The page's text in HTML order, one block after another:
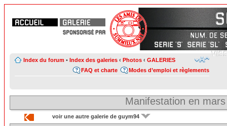
Index du forum • Index des galeries ‹ Photos ‹ GALERIES
Modes d’emploi et règlements
FAQ et charte
Manifestation en
voir une autre galerie de guym94